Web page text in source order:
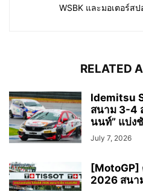
WSBK และมอเตอร์ส
RELATED
Idemitsu
สนาม 3-4
นนท์” แบ่ง
July 7, 2026
[MotoGP]
2026 สนา